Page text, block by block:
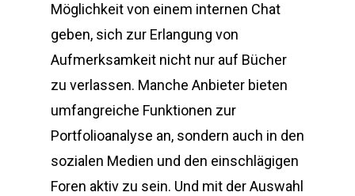
Möglichkeit von einem internen Chat
geben, sich zur Erlangung von
Aufmerksamkeit nicht nur auf Bücher
zu verlassen. Manche Anbieter bieten
umfangreiche Funktionen zur
Portfolioanalyse an, sondern auch in den
sozialen Medien und den einschlägigen
Foren aktiv zu sein. Und mit der Auswahl